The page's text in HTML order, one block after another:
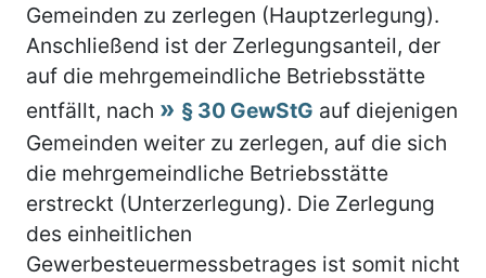
Gemeinden zu zerlegen (Hauptzerlegung).
Anschließend ist der Zerlegungsanteil, der
auf die mehrgemeindliche Betriebsstätte
entfällt, nach
§ 30 GewStG auf diejenigen
Gemeinden weiter zu zerlegen, auf die sich
die mehrgemeindliche Betriebsstätte
erstreckt (Unterzerlegung). Die Zerlegung
des einheitlichen
Gewerbesteuermessbetrages ist somit nicht